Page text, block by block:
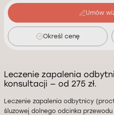
Umów
Określ cenę
Leczenie zapalenia
konsultacji — od 275 zł.
Leczenie zapalenia odbytnicy
śluzowej dolnego odcinka